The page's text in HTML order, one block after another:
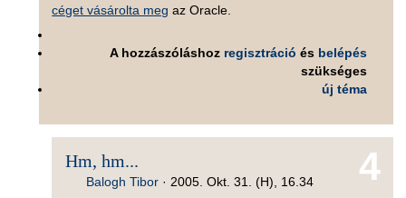
céget vásárolta meg az Oracle.
A hozzászóláshoz regisztráció és belépés
szükséges
új téma
4
Hm, hm...
Balogh Tibor · 2005. Okt. 31. (H), 16.34